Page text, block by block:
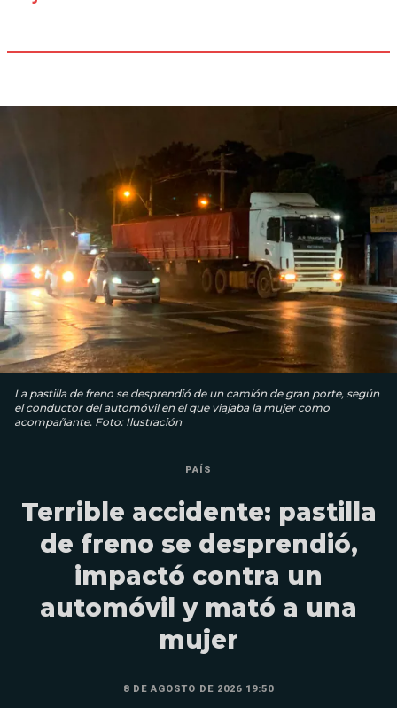
La pastilla de freno se desprendió de un camión de gran porte, según
el conductor del automóvil en el que viajaba la mujer como
acompañante. Foto: Ilustración
PAÍS
Terrible accidente: pastilla
de freno se desprendió,
impactó contra un
automóvil y mató a una
mujer
8 DE AGOSTO DE 2026 19:50